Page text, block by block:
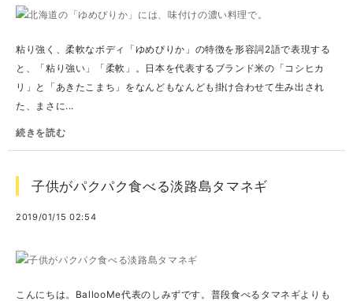
粘り強く、柔軟なボディ「ゆめぴりか」の特徴を形容詞2語で表現する
と、「粘り強い」「柔軟」。日本を代表するブランド米の「コシヒカ
リ」と「あきたこまち」をなんどもなんども掛け合わせて生み出され
た、まさに...
続きを読む
子供がパクパク食べる淡路島タマネギ
2019/01/15 02:54
こんにちは。BallooMe代表のしみずです。普段食べるタマネギよりも